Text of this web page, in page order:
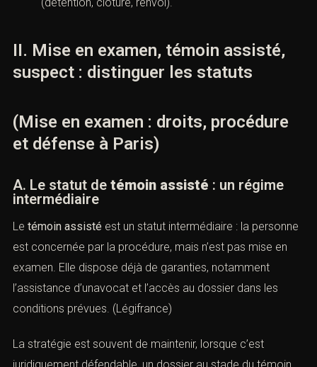
II. Mise en examen, témoin assisté,
suspect : distinguer les statuts
(Mise en examen : droits, procédure
et défense à Paris)
A. Le statut de témoin assisté : un régime
intermédiaire
Le témoin assisté est un statut intermédiaire : la personne
est concernée par la procédure, mais n’est pas mise en
examen. Elle dispose déjà de garanties, notamment
l’assistance d’unavocat et l’accès au dossier dans les
conditions prévues. (Légifrance)
La stratégie est souvent de maintenir, lorsque c’est